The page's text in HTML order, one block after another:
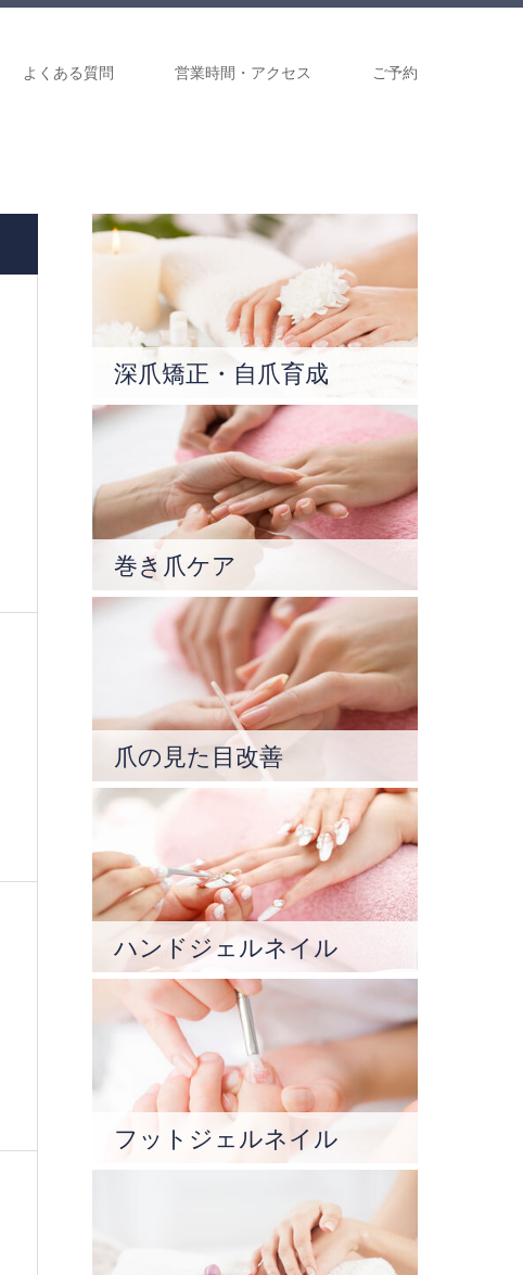
よくある質問 営業時間・アクセス ご予約
深爪矯正・自爪育成
巻き爪ケア
爪の見た目改善
ハンドジェルネイル
フットジェルネイル